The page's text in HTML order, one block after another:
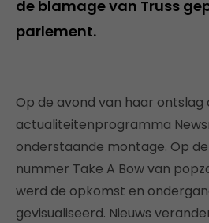
de blamage van Truss
parlement.
Op de avond van haar ontslag
actualiteitenprogramma
onderstaande montage. Op
nummer Take A Bow van
werd de opkomst en
gevisualiseerd. Nieuws